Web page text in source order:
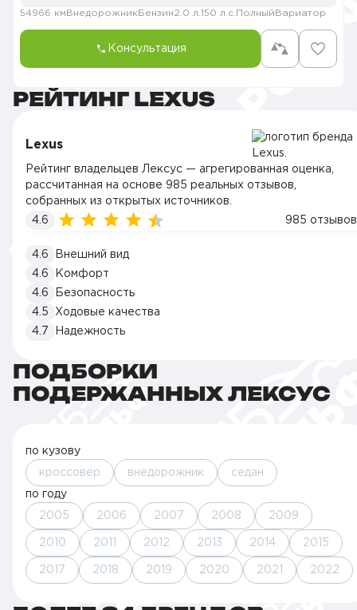
54966 км Внедорожник Бензин2.0 л. 150 л.с. Полный Вариатор
Консультация
РЕЙТИНГ LEXUS
Lexus
Рейтинг владельцев Лексус — агрегированная оценка,
рассчитанная на основе 985 реальных отзывов,
собранных из открытых источников.
4.6
985 отзывов
4.6
Внешний вид
4.6
Комфорт
4.6
Безопасность
4.5
Ходовые качества
4.7
Надежность
ПОДБОРКИ
ПОДЕРЖАННЫХ ЛЕКСУС
по кузову
кроссовер внедорожник седан
по году
2005 2006 2007 2008 2009
2010 2011 2012 2013 2014 2015
2017 2018 2019 2020 2021 2022